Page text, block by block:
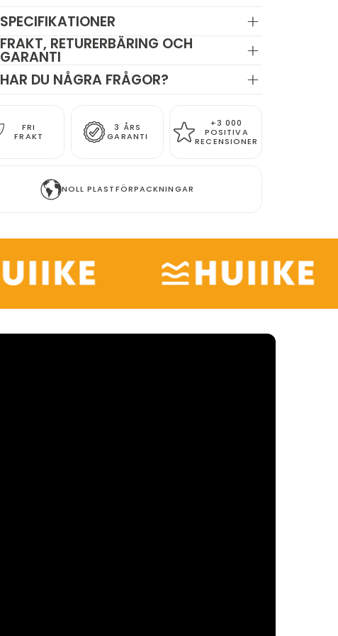
SPECIFIKATIONER
FRAKT, RETURERBÄRING OCH
GARANTI
HAR DU NÅGRA FRÅGOR?
FRI
FRAKT
3 ÅRS
GARANTI
+3 000
POSITIVA
RECENSIONER
NOLL PLASTFÖRPACKNINGAR